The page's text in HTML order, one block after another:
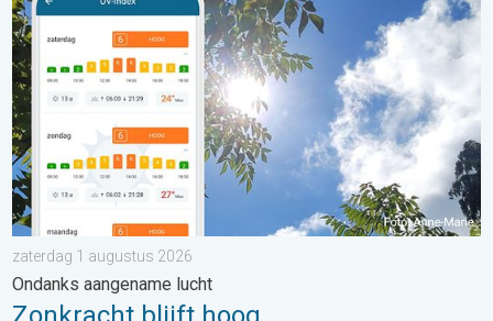
zaterdag 1 augustus 2026
Ondanks aangename lucht